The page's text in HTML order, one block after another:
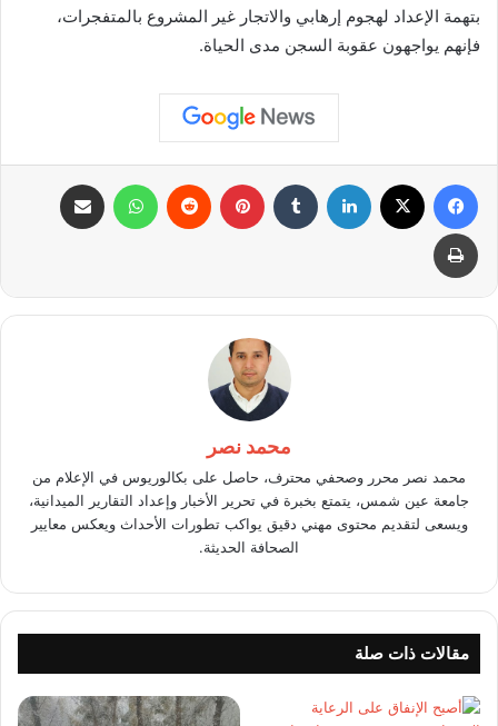
بتهمة الإعداد لهجوم إرهابي والاتجار غير المشروع بالمتفجرات،
فإنهم يواجهون عقوبة السجن مدى الحياة.
فيسبوك لينكدإن بينتيريست واتساب
طباعة
محمد نصر
محمد نصر محرر وصحفي محترف، حاصل على بكالوريوس في الإعلام من
جامعة عين شمس، يتمتع بخبرة في تحرير الأخبار وإعداد التقارير الميدانية،
ويسعى لتقديم محتوى مهني دقيق يواكب تطورات الأحداث ويعكس معايير
الصحافة الحديثة.
مقالات ذات صلة